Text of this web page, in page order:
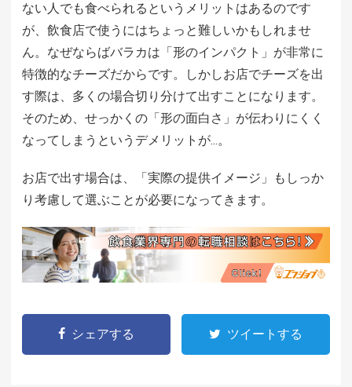
ない人でも食べられるというメリットはあるのです
が、飲食店で使うにはちょっと難しいかもしれませ
ん。なぜならばバラカは「形のインパクト」が非常に
特徴的なチーズだからです。しかしお店でチーズを出
す際は、多くの場合切り分けて出すことになります。
そのため、せっかくの「形の面白さ」が伝わりにくく
なってしまうというデメリットが…。
お店で出す場合は、「実際の提供イメージ」もしっか
り考慮して選ぶことが必要になってきます。
シェアする ツイートする